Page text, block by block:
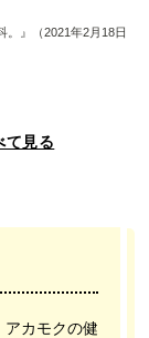
。』（2021年2月18日
て見る
カモクの健